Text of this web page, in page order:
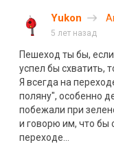
Yukon
5 лет назад
Пешеход ты бы,
успел бы схватить,
Я всегда на
поляну", особенно
побежали при
и говорю им, что бы
переходе…